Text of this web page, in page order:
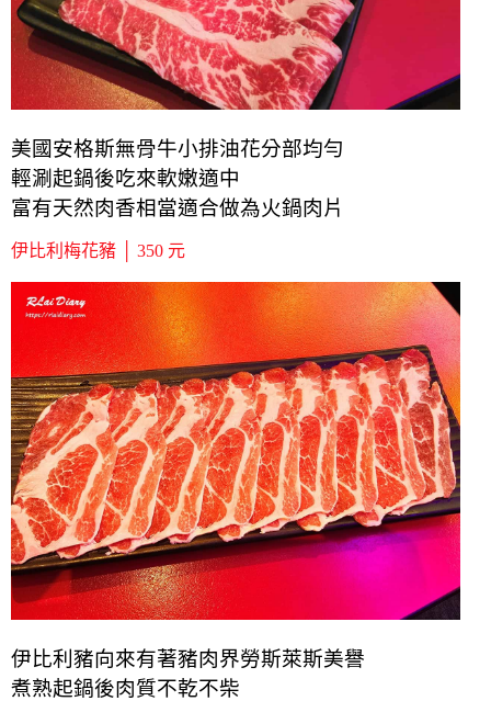
美國安格斯無骨牛小排油花分部均勻
輕涮起鍋後吃來軟嫩適中
富有天然肉香相當適合做為火鍋肉片
伊比利梅花豬 │ 350 元
伊比利豬向來有著豬肉界勞斯萊斯美譽
煮熟起鍋後肉質不乾不柴